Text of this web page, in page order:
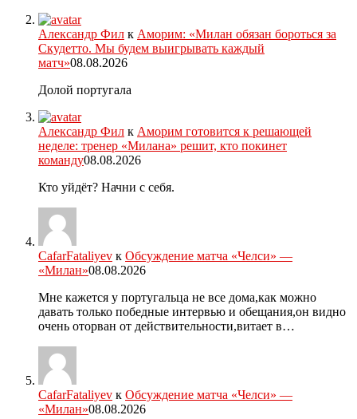
Александр Фил к Аморим: «Милан обязан бороться за
Скудетто. Мы будем выигрывать каждый
матч»08.08.2026
Долой португала
Александр Фил к Аморим готовится к решающей
неделе: тренер «Милана» решит, кто покинет
команду08.08.2026
Кто уйдёт? Начни с себя.
CafarFataliyev к Обсуждение матча «Челси» —
«Милан»08.08.2026
Мне кажется у португальца не все дома,как можно
давать только победные интервью и обещания,он видно
очень оторван от действительности,витает в…
CafarFataliyev к Обсуждение матча «Челси» —
«Милан»08.08.2026